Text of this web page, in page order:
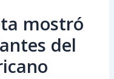
mostró
del